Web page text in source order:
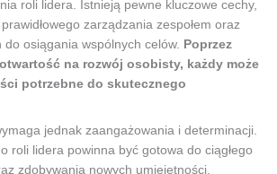
roli lidera. Istnieją pewne kluczowe cechy,
zarządzania zespołem oraz
osiągania wspólnych celów. Poprzez
na rozwój osobisty, każdy może
potrzebne do skutecznego
jednak zaangażowania i determinacji.
roli lidera powinna być gotowa do ciągłego
zdobywania nowych umiejętności.